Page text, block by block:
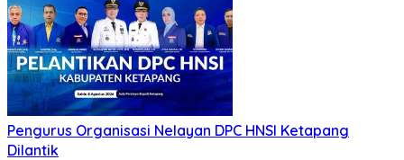
Pengurus Organisasi Nelayan DPC HNSI Ketapang
Dilantik